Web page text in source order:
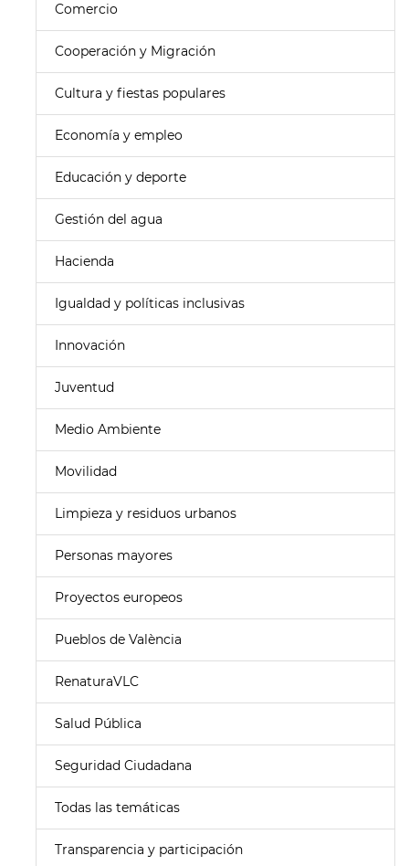
Comercio
Cooperación y Migración
Cultura y fiestas populares
Economía y empleo
Educación y deporte
Gestión del agua
Hacienda
Igualdad y políticas inclusivas
Innovación
Juventud
Medio Ambiente
Movilidad
Limpieza y residuos urbanos
Personas mayores
Proyectos europeos
Pueblos de València
RenaturaVLC
Salud Pública
Seguridad Ciudadana
Todas las temáticas
Transparencia y participación